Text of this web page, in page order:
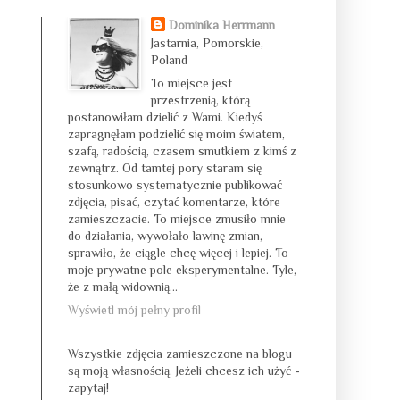
Dominika Herrmann
Jastarnia, Pomorskie,
Poland
To miejsce jest
przestrzenią, którą
postanowiłam dzielić z Wami. Kiedyś
zapragnęłam podzielić się moim światem,
szafą, radością, czasem smutkiem z kimś z
zewnątrz. Od tamtej pory staram się
stosunkowo systematycznie publikować
zdjęcia, pisać, czytać komentarze, które
zamieszczacie. To miejsce zmusiło mnie
do działania, wywołało lawinę zmian,
sprawiło, że ciągle chcę więcej i lepiej. To
moje prywatne pole eksperymentalne. Tyle,
że z małą widownią...
Wyświetl mój pełny profil
Wszystkie zdjęcia zamieszczone na blogu
są moją własnością. Jeżeli chcesz ich użyć -
zapytaj!